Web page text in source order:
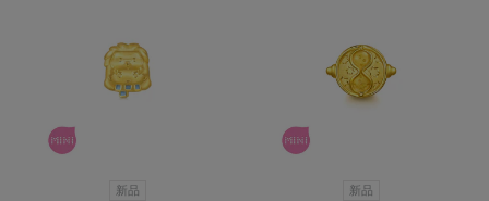
新品 新品